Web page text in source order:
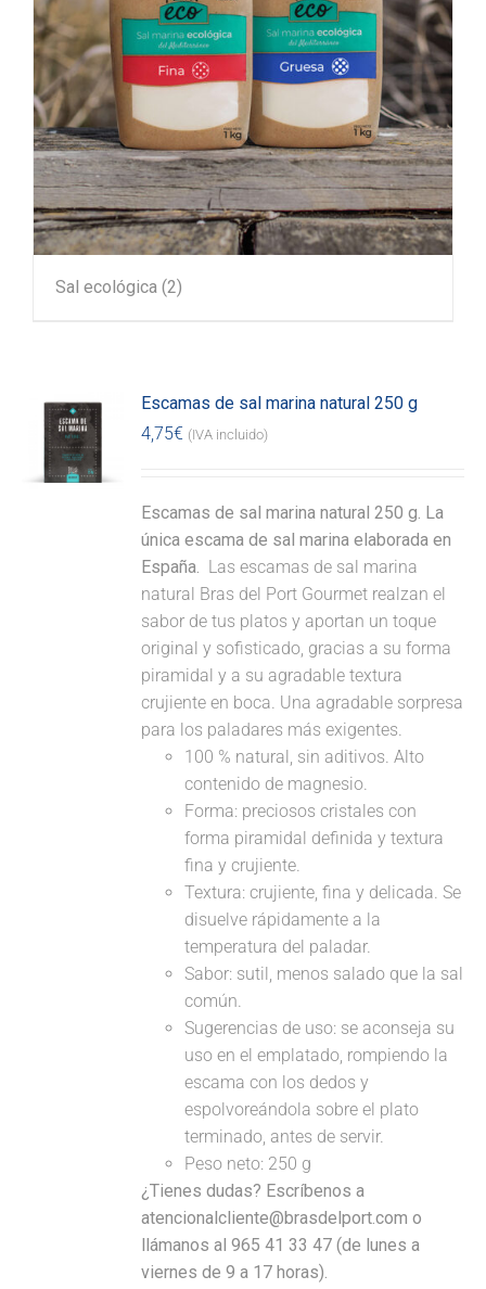
Sal ecológica (2)
Escamas de sal marina natural 250 g
4,75€ (IVA incluido)
Escamas de sal marina natural 250 g. La
única escama de sal marina elaborada en
España. Las escamas de sal marina
natural Bras del Port Gourmet realzan el
sabor de tus platos y aportan un toque
original y sofisticado, gracias a su forma
piramidal y a su agradable textura
crujiente en boca. Una agradable sorpresa
para los paladares más exigentes.
100 % natural, sin aditivos. Alto
contenido de magnesio.
Forma: preciosos cristales con
forma piramidal definida y textura
fina y crujiente.
Textura: crujiente, fina y delicada. Se
disuelve rápidamente a la
temperatura del paladar.
Sabor: sutil, menos salado que la sal
común.
Sugerencias de uso: se aconseja su
uso en el emplatado, rompiendo la
escama con los dedos y
espolvoreándola sobre el plato
terminado, antes de servir.
Peso neto: 250 g
¿Tienes dudas? Escríbenos a
atencionalcliente@brasdelport.com o
llámanos al 965 41 33 47 (de lunes a
viernes de 9 a 17 horas).